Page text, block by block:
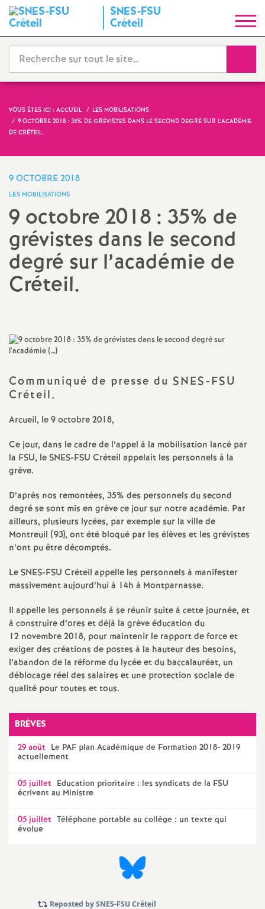
SNES-FSU
Créteil
y
n
d
a
t
N
i
o
a
d
e
s
E
n
s
e
i
g
n
VOUS ÊTES ICI : ACCUEIL
LES MOBILISATIONS
9 OCTOBRE 2018 : 35% DE GRÉVISTES DANS LE SECOND DEGRÉ SUR L’ACADÉMIE
DE CRÉTEIL.
9 OCTOBRE 2018
LES MOBILISATIONS
9 octobre 2018 : 35% de
grévistes dans le second
degré sur l’académie de
Créteil.
Communiqué de presse du SNES-FSU
Créteil.
Arcueil, le 9 octobre 2018,
Ce jour, dans le cadre de l’appel à la mobilisation lancé par
la FSU, leSNES-FSU Créteil appelait les personnels à la
grève.
D’après nos remontées, 35% des personnels du second
degré se sont mis en grève ce jour sur notre académie. Par
ailleurs, plusieurs lycées, par exemple sur la ville de
Montreuil (93), ont été bloqué par les élèves et les grévistes
n’ont pu être décomptés.
LeSNES-FSU Créteil appelle les personnels à manifester
massivement aujourd’hui à 14h à Montparnasse.
Il appelle les personnels à se réunir suite à cette journée, et
à construire d’ores et déjà la grève éducation du
12 novembre 2018, pour maintenir le rapport de force et
exiger des créations de postes à la hauteur des besoins,
l’abandon de la réforme du lycée et du baccalauréat, un
déblocage réel des salaires et une protection sociale de
qualité pour toutes et tous.
BRÈVES
29 août Le PAF plan Académique de Formation 2018- 2019
actuellement
05 juillet Education prioritaire : les syndicats de la FSU
écrivent au Ministre
05 juillet Téléphone portable au collège : un texte qui
évolue